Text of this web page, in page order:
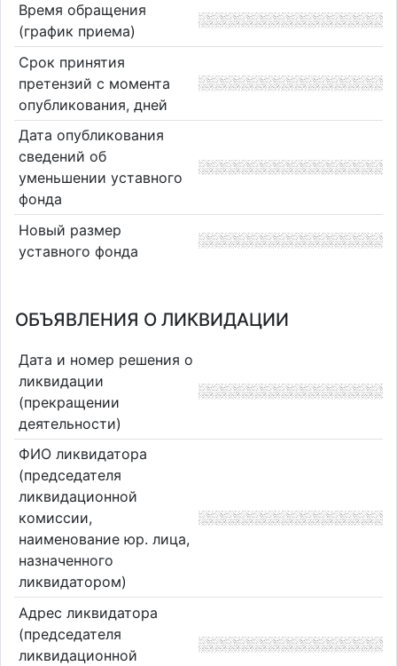
Время обращения
(график приема)
Срок принятия
претензий с момента
опубликования, дней
Дата опубликования
сведений об
уменьшении уставного
фонда
Новый размер
уставного фонда
ОБЪЯВЛЕНИЯ О ЛИКВИДАЦИИ
Дата и номер решения о
ликвидации
(прекращении
деятельности)
ФИО ликвидатора
(председателя
ликвидационной
комиссии,
наименование юр. лица,
назначенного
ликвидатором)
Адрес ликвидатора
(председателя
ликвидационной